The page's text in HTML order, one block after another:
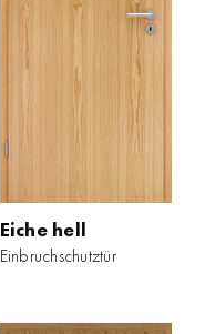
Eiche hell
Einbruchschutztür